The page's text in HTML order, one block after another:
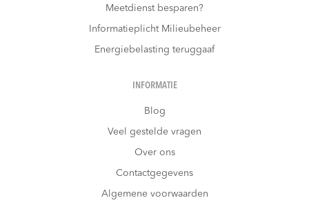
Meetdienst besparen?
Informatieplicht Milieubeheer
Energiebelasting teruggaaf
INFORMATIE
Blog
Veel gestelde vragen
Over ons
Contactgegevens
Algemene voorwaarden